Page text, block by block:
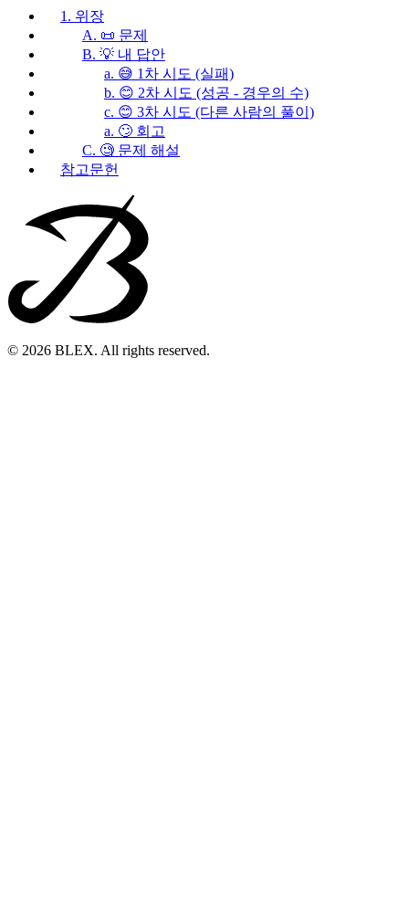
1. 위장
A. 📜 문제
B. 💡 내 답안
a. 😅 1차 시도 (실패)
b. 😊 2차 시도 (성공 - 경우의 수)
c. 😊 3차 시도 (다른 사람의 풀이)
a. 🙄 회고
C. 🧐 문제 해설
참고문헌
© 2026 BLEX. All rights reserved.